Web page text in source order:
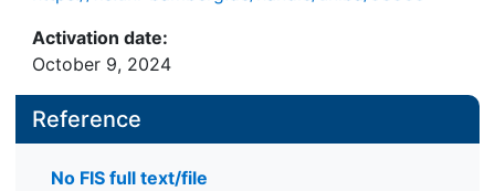
Activation date:
October 9, 2024
Reference
No FIS full text/file